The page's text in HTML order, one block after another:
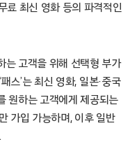
료 최신 영화 등의 파격적인
는 고객을 위해 선택형 부가
스’는 최신 영화, 일본·중국
원하는 고객에게 제공되는
가입 가능하며, 이후 일반